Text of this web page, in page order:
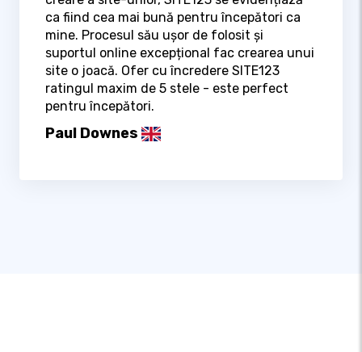
ca fiind cea mai bună pentru începători ca
mine. Procesul său ușor de folosit și
suportul online excepțional fac crearea unui
site o joacă. Ofer cu încredere SITE123
ratingul maxim de 5 stele - este perfect
pentru începători.
Paul Downes